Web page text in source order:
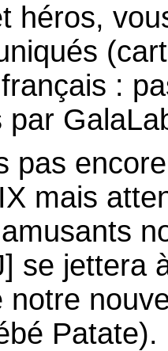
héros,
:
par
pas
mais
se jettera
notre
Patate).